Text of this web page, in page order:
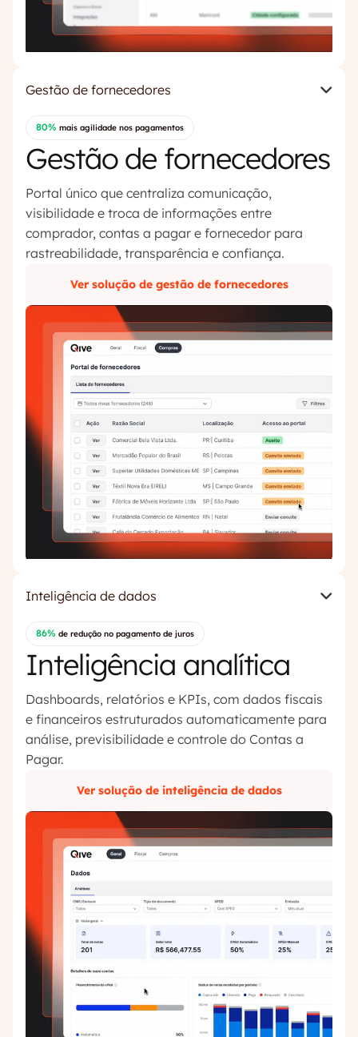
Gestão de fornecedores
80% mais agilidade nos pagamentos
Gestão de fornecedores
Portal único que centraliza comunicação,
visibilidade e troca de informações entre
comprador, contas a pagar e fornecedor para
rastreabilidade, transparência e confiança.
Ver solução de gestão de fornecedores
Inteligência de dados
86% de redução no pagamento de juros
Inteligência analítica
Dashboards, relatórios e KPIs, com dados fiscais
e financeiros estruturados automaticamente para
análise, previsibilidade e controle do Contas a
Pagar.
Ver solução de inteligência de dados